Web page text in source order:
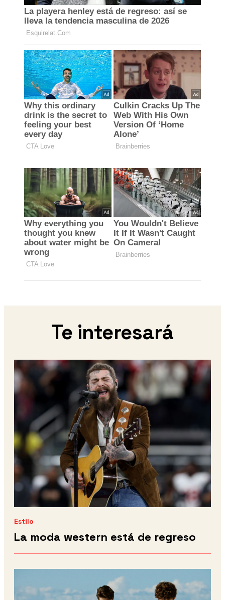
Te interesará
Estilo
La moda western está de regreso